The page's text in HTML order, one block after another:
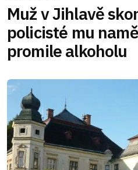
Muž v Jihlavě
policisté mu
promile alkoholu